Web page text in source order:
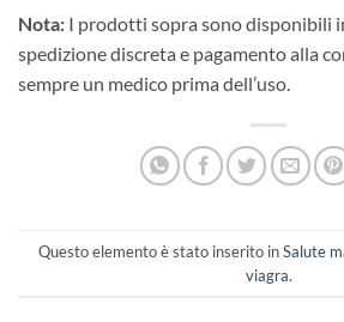
Nota: I prodotti sopra sono disponibili
spedizione discreta e pagamento alla
sempre un medico prima dell’uso.
Questo elemento è stato inserito inSalute
viagra.